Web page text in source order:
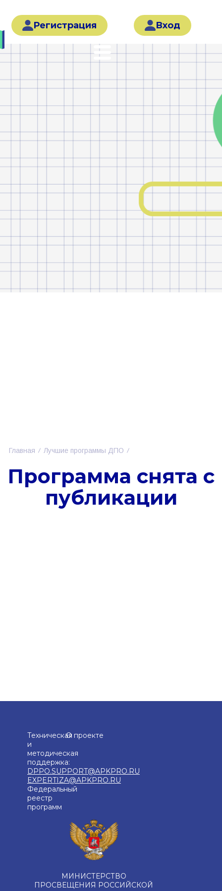
Регистрация Вход
Главная Лучшие программы ДПО
Программа снята с
публикации
МИНИСТЕРСТВО
ПРОСВЕЩЕНИЯ РОССИЙСКОЙ
Техническая
и
методическая
поддержка:
DPPO.SUPPORT@APKPRO.RU
EXPERTIZA@APKPRO.RU
О проекте
Федеральный
реестр
программ